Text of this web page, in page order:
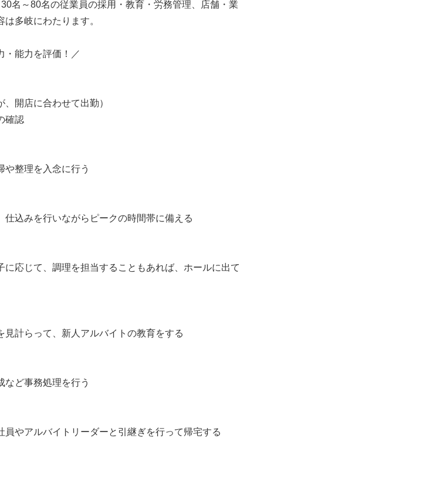
名～80名の従業員の採用・教育・労務管理、店舗・業
多岐にわたります。
・能力を評価！／
開店に合わせて出勤）
確認
や整理を入念に行う
込みを行いながらピークの時間帯に備える
応じて、調理を担当することもあれば、ホールに出て
計らって、新人アルバイトの教育をする
など事務処理を行う
やアルバイトリーダーと引継ぎを行って帰宅する